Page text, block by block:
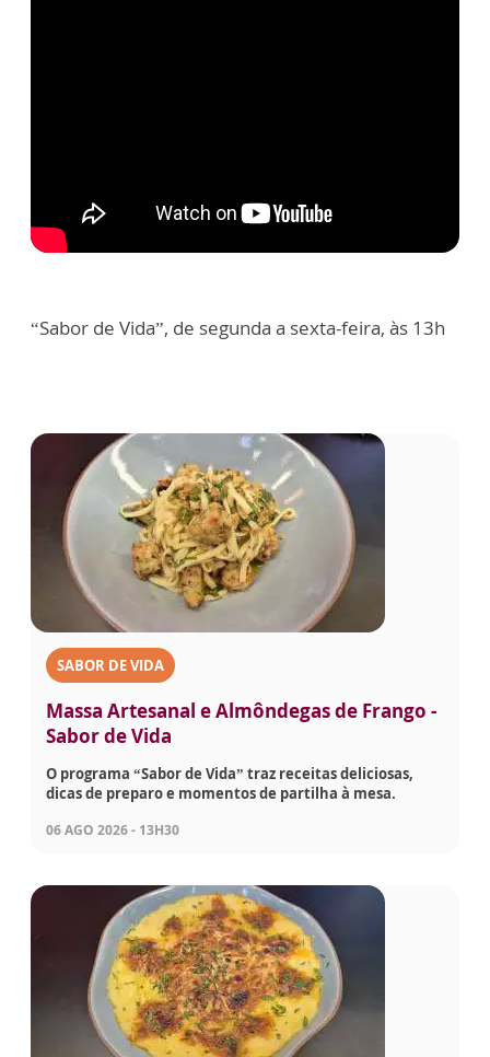
“Sabor de Vida”, de segunda a sexta-feira, às 13h
SABOR DE VIDA
Massa Artesanal e Almôndegas de Frango -
Sabor de Vida
O programa “Sabor de Vida” traz receitas deliciosas,
dicas de preparo e momentos de partilha à mesa.
06 AGO 2026 - 13H30